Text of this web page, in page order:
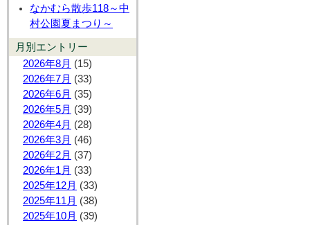
なかむら散歩118～中
村公園夏まつり～
月別エントリー
2026年8月 (15)
2026年7月 (33)
2026年6月 (35)
2026年5月 (39)
2026年4月 (28)
2026年3月 (46)
2026年2月 (37)
2026年1月 (33)
2025年12月 (33)
2025年11月 (38)
2025年10月 (39)